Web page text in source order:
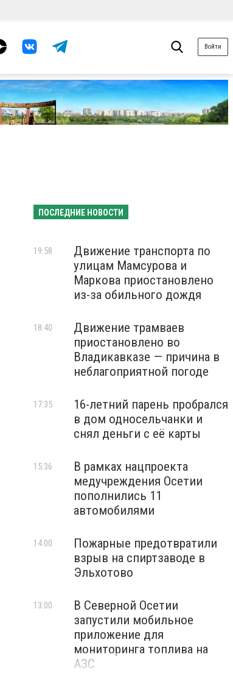
Войти
ПОСЛЕДНИЕ НОВОСТИ
Движение транспорта по
улицам Мамсурова и
Маркова приостановлено
из-за обильного дождя
19:58
Движение трамваев
приостановлено во
Владикавказе — причина в
неблагоприятной погоде
18:40
16-летний парень пробрался
в дом односельчанки и
снял деньги с её карты
17:35
В рамках нацпроекта
медучреждения Осетии
пополнились 11
автомобилями
15:36
Пожарные предотвратили
взрыв на спиртзаводе в
Эльхотово
14:00
В Северной Осетии
запустили мобильное
приложение для
мониторинга топлива на
АЗС
13:00